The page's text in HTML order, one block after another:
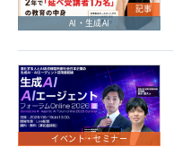
記事
AI・生成AI
イベント・セミナー